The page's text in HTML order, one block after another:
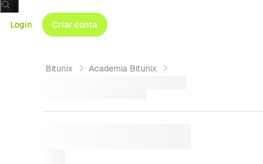
Login
Criar conta
Bitunix Academia Bitunix